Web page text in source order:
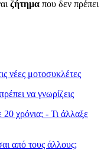
ζήτημα που δεν πρέπει
νέες μοτοσυκλέτες
να γνωρίζεις
χρόνια; - Τι άλλαξε
από τους άλλους;